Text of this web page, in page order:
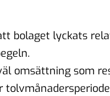
bolaget lyckats
omsättning som